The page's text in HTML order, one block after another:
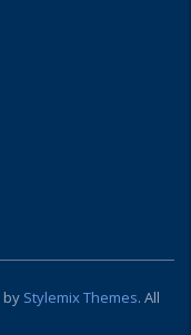
by Stylemix Themes. All